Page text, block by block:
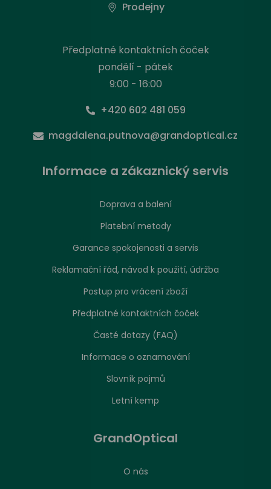
Prodejny
Předplatné kontaktních čoček
pondělí - pátek
9:00 - 16:00
+420 602 481 059
magdalena.putnova@grandoptical.cz
Informace a zákaznický servis
Doprava a balení
Platební metody
Garance spokojenosti a servis
Reklamační řád, návod k použití, údržba
Postup pro vrácení zboží
Předplatné kontaktních čoček
Časté dotazy (FAQ)
Informace o oznamování
Slovník pojmů
Letní kemp
GrandOptical
O nás